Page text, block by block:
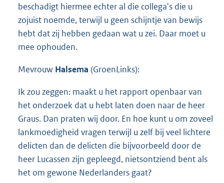
beschadigt hiermee echter al die collega's die u
zojuist noemde, terwijl u geen schijntje van bewijs
hebt dat zij hebben gedaan wat u zei. Daar moet u
mee ophouden.
Mevrouw Halsema (GroenLinks):
Ik zou zeggen: maakt u het rapport openbaar van
het onderzoek dat u hebt laten doen naar de heer
Graus. Dan praten wij door. En hoe kunt u om zoveel
lankmoedigheid vragen terwijl u zelf bij veel lichtere
delicten dan de delicten die bijvoorbeeld door de
heer Lucassen zijn gepleegd, nietsontziend bent als
het om gewone Nederlanders gaat?